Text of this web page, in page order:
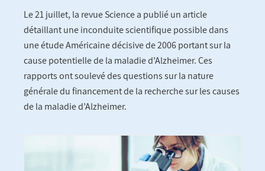
Le 21 juillet, la revue Science a publié un article
détaillant une inconduite scientifique possible dans
une étude Américaine décisive de 2006 portant sur la
cause potentielle de la maladie d’Alzheimer. Ces
rapports ont soulevé des questions sur la nature
générale du financement de la recherche sur les causes
de la maladie d’Alzheimer.